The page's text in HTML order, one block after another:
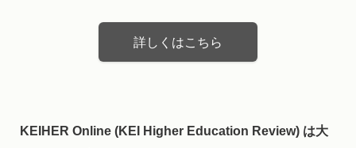
詳しくはこちら
KEIHER Online (KEI Higher Education Review) は大